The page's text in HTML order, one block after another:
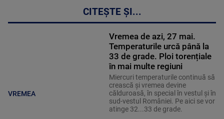
CITEȘTE ȘI...
VREMEA
Vremea de azi, 27 mai.
Temperaturile urcă până la
33 de grade. Ploi torențiale
în mai multe regiuni
Miercuri temperaturile continuă să
crească și vremea devine
călduroasă, în special în vestul și în
sud-vestul României. Pe aici se vor
atinge 32...33 de grade.